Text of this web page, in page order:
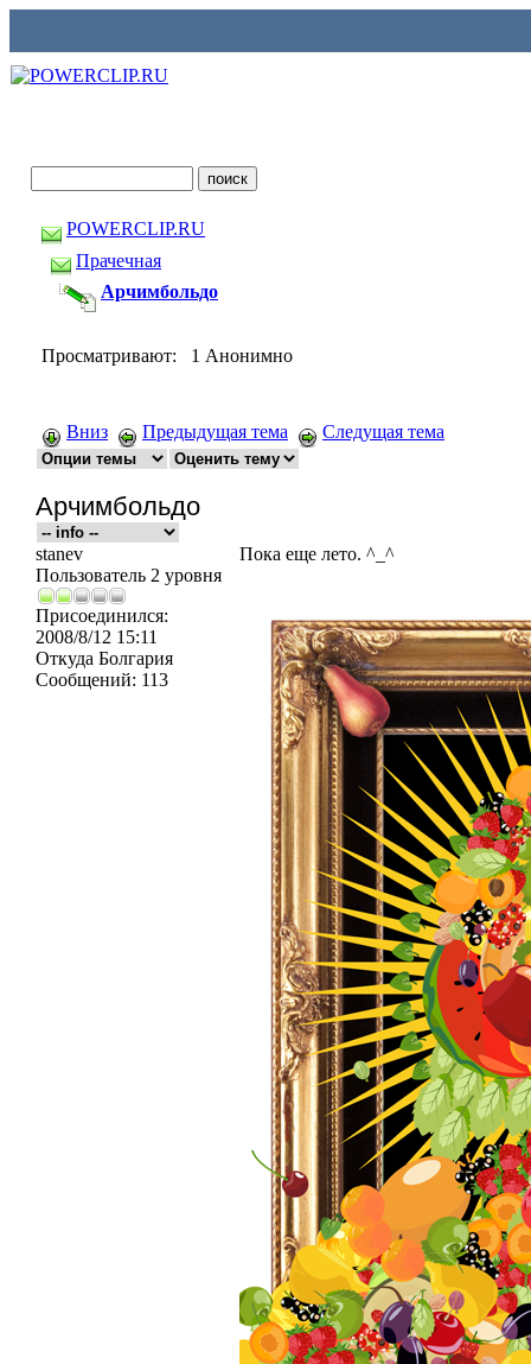
POWERCLIP.RU
Прачечная
Арчимбольдо
Просматривают: 1 Анонимно
Вниз Предыдущая тема Следущая тема
Арчимбольдо
stanev
Пользователь 2 уровня
Присоединился:
2008/8/12 15:11
Откуда Болгария
Сообщений: 113
Пока еще лето. ^_^